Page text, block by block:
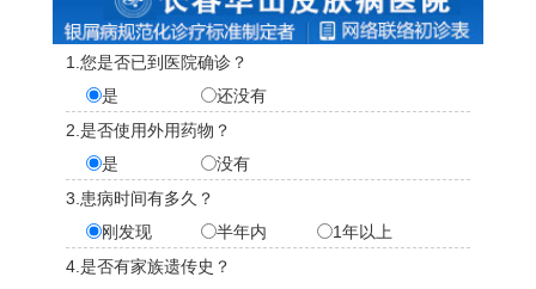
1.您是否已到医院确诊？
是
还没有
2.是否使用外用药物？
是
没有
3.患病时间有多久？
刚发现
半年内
1年以上
4.是否有家族遗传史？